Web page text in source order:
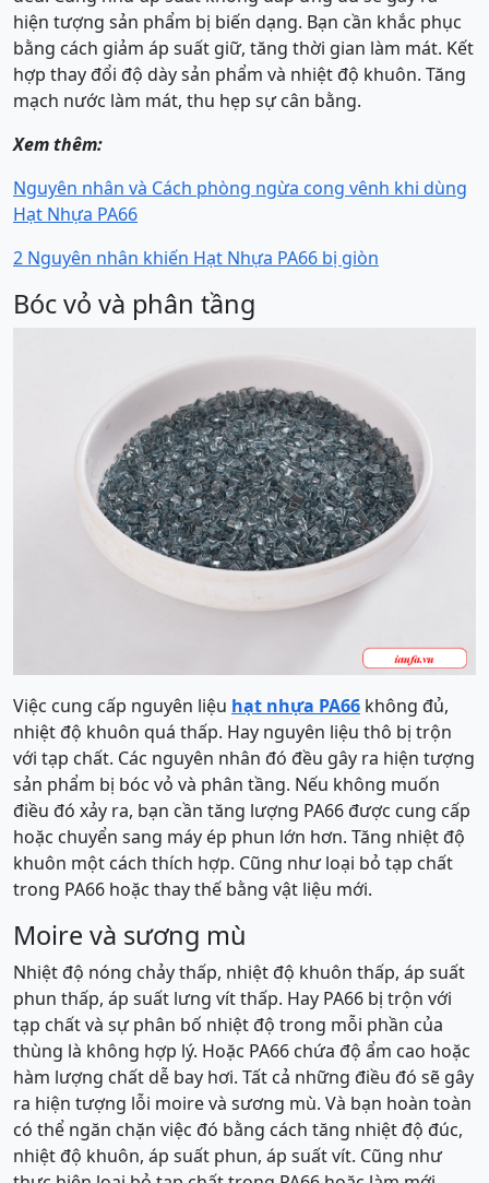
hiện tượng sản phẩm bị biến dạng. Bạn cần khắc phục
bằng cách giảm áp suất giữ, tăng thời gian làm mát. Kết
hợp thay đổi độ dày sản phẩm và nhiệt độ khuôn. Tăng
mạch nước làm mát, thu hẹp sự cân bằng.
Xem thêm:
Nguyên nhân và Cách phòng ngừa cong vênh khi dùng
Hạt Nhựa PA66
2 Nguyên nhân khiến Hạt Nhựa PA66 bị giòn
Bóc vỏ và phân tầng
Việc cung cấp nguyên liệu hạt nhựa PA66 không đủ,
nhiệt độ khuôn quá thấp. Hay nguyên liệu thô bị trộn
với tạp chất. Các nguyên nhân đó đều gây ra hiện tượng
sản phẩm bị bóc vỏ và phân tầng. Nếu không muốn
điều đó xảy ra, bạn cần tăng lượng PA66 được cung cấp
hoặc chuyển sang máy ép phun lớn hơn. Tăng nhiệt độ
khuôn một cách thích hợp. Cũng như loại bỏ tạp chất
trong PA66 hoặc thay thế bằng vật liệu mới.
Moire và sương mù
Nhiệt độ nóng chảy thấp, nhiệt độ khuôn thấp, áp suất
phun thấp, áp suất lưng vít thấp. Hay PA66 bị trộn với
tạp chất và sự phân bố nhiệt độ trong mỗi phần của
thùng là không hợp lý. Hoặc PA66 chứa độ ẩm cao hoặc
hàm lượng chất dễ bay hơi. Tất cả những điều đó sẽ gây
ra hiện tượng lỗi moire và sương mù. Và bạn hoàn toàn
có thể ngăn chặn việc đó bằng cách tăng nhiệt độ đúc,
nhiệt độ khuôn, áp suất phun, áp suất vít. Cũng như